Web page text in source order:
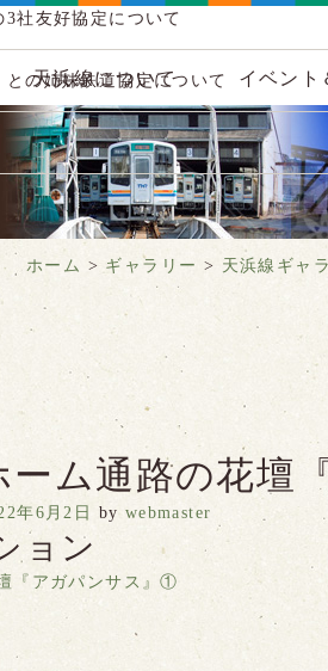
天浜線について イベント
ホーム > ギャラリー > 天浜線ギャ
ーム通路の花壇
年6月2日 by webmaster
ョン
『アガパンサス』①
社友好協定について
の姉妹鉄道協定について